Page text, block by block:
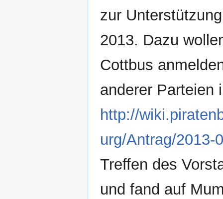
zur
2013. Dazu
Cottbus
anderer Parteien
http://
urg/Antrag/2013-
Treffen des
und fand auf